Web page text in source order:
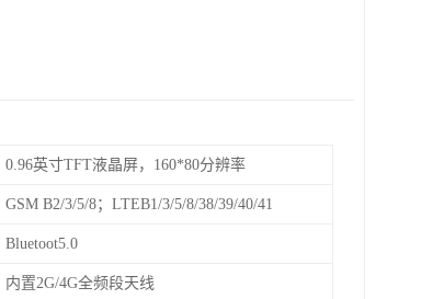
0.96英寸TFT液晶屏，160*80分辨率
GSM B2/3/5/8；LTEB1/3/5/8/38/39/40/41
Bluetoot5.0
内置2G/4G全频段天线